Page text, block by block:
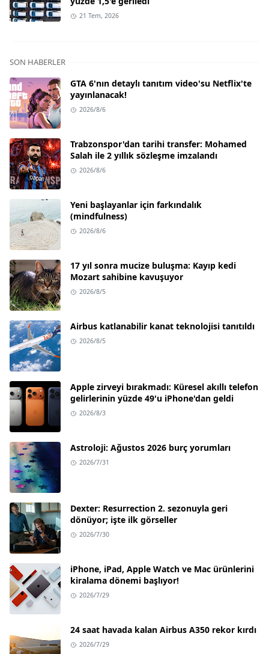
21 Tem, 2026
SON HABERLER
GTA 6'nın detaylı tanıtım video'su Netflix'te
yayınlanacak!
2026/8/6
Trabzonspor'dan tarihi transfer: Mohamed
Salah ile 2 yıllık sözleşme imzalandı
2026/8/6
Yeni başlayanlar için farkındalık
(mindfulness)
2026/8/6
17 yıl sonra mucize buluşma: Kayıp kedi
Mozart sahibine kavuşuyor
2026/8/5
Airbus katlanabilir kanat teknolojisi tanıtıldı
2026/8/5
Apple zirveyi bırakmadı: Küresel akıllı telefon
gelirlerinin yüzde 49'u iPhone'dan geldi
2026/8/3
Astroloji: Ağustos 2026 burç yorumları
2026/7/31
Dexter: Resurrection 2. sezonuyla geri
dönüyor; işte ilk görseller
2026/7/30
iPhone, iPad, Apple Watch ve Mac ürünlerini
kiralama dönemi başlıyor!
2026/7/29
24 saat havada kalan Airbus A350 rekor kırdı
2026/7/29